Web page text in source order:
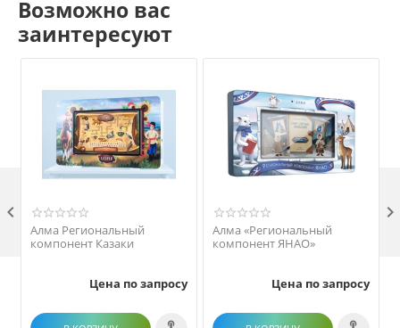
Возможно вас
заинтересуют
Алма Региональный
компонент Казаки
Цена по запросу
Алма «Региональный
компонент ЯНАО»
Цена по запросу
 